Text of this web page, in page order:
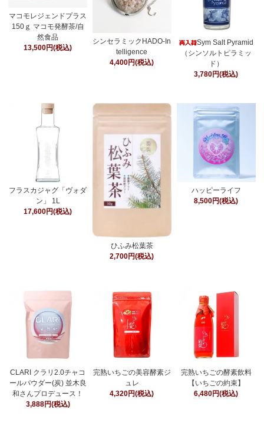
マコモレジェンドプラス
150ｇ マコモ発酵茶/自
然食品
13,500円(税込)
シンセラミックHADO-In
telligence
4,400円(税込)
Sym Salt Pyramid
（シンソルトピラミッ
ド）
3,780円(税込)
フラスカジャグ「ヴォダ
ン」 1L
17,600円(税込)
ひふみ松葉茶
2,700円(税込)
ハッピーライフ
8,500円(税込)
CLARI クラリ2.0チャコ
ールパウダー(炭) 並木良
和さんプロデュース！
3,888円(税込)
完熟いちごの美容酵素ジ
ュレ
4,320円(税込)
完熟いちごの酵素飲料
【いちごの約束】
6,480円(税込)